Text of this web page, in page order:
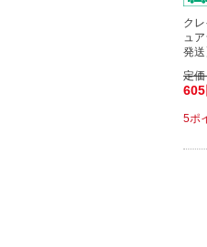
ク
ュ
発送
定
605
5ポ